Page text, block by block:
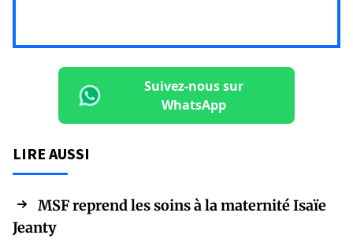
Suivez-nous sur
WhatsApp
LIRE AUSSI
MSF reprend les soins à la maternité Isaïe
Jeanty